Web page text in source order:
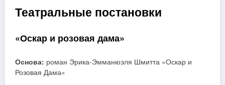
Театральные постановки
«Оскар и розовая дама»
Основа: роман Эрика-Эмманюэля Шмитта «Оскар и
Розовая Дама»